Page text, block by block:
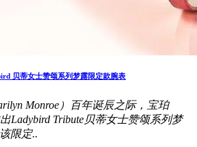
贝蒂女士赞颂系列梦露限定款腕表
Monroe）百年诞辰之际，宝珀
Ladybird Tribute贝蒂女士赞颂系列梦
限定..